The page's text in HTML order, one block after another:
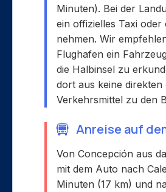
Minuten). Bei der
ein offizielles Taxi
nehmen. Wir
Flughafen ein
die Halbinsel zu
dort aus keine
Verkehrsmittel zu den
Anreise auf
Von Concepción aus
mit dem Auto nach
Minuten (17 km) und